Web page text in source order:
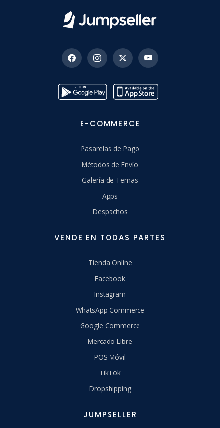
E-COMMERCE
Pasarelas de Pago
Métodos de Envío
Galería de Temas
Apps
Despachos
VENDE EN TODAS PARTES
Tienda Online
Facebook
Instagram
WhatsApp Commerce
Google Commerce
Mercado Libre
POS Móvil
TikTok
Dropshipping
JUMPSELLER